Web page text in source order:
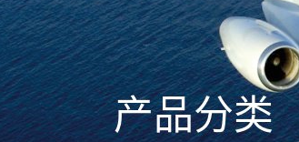
产品分类